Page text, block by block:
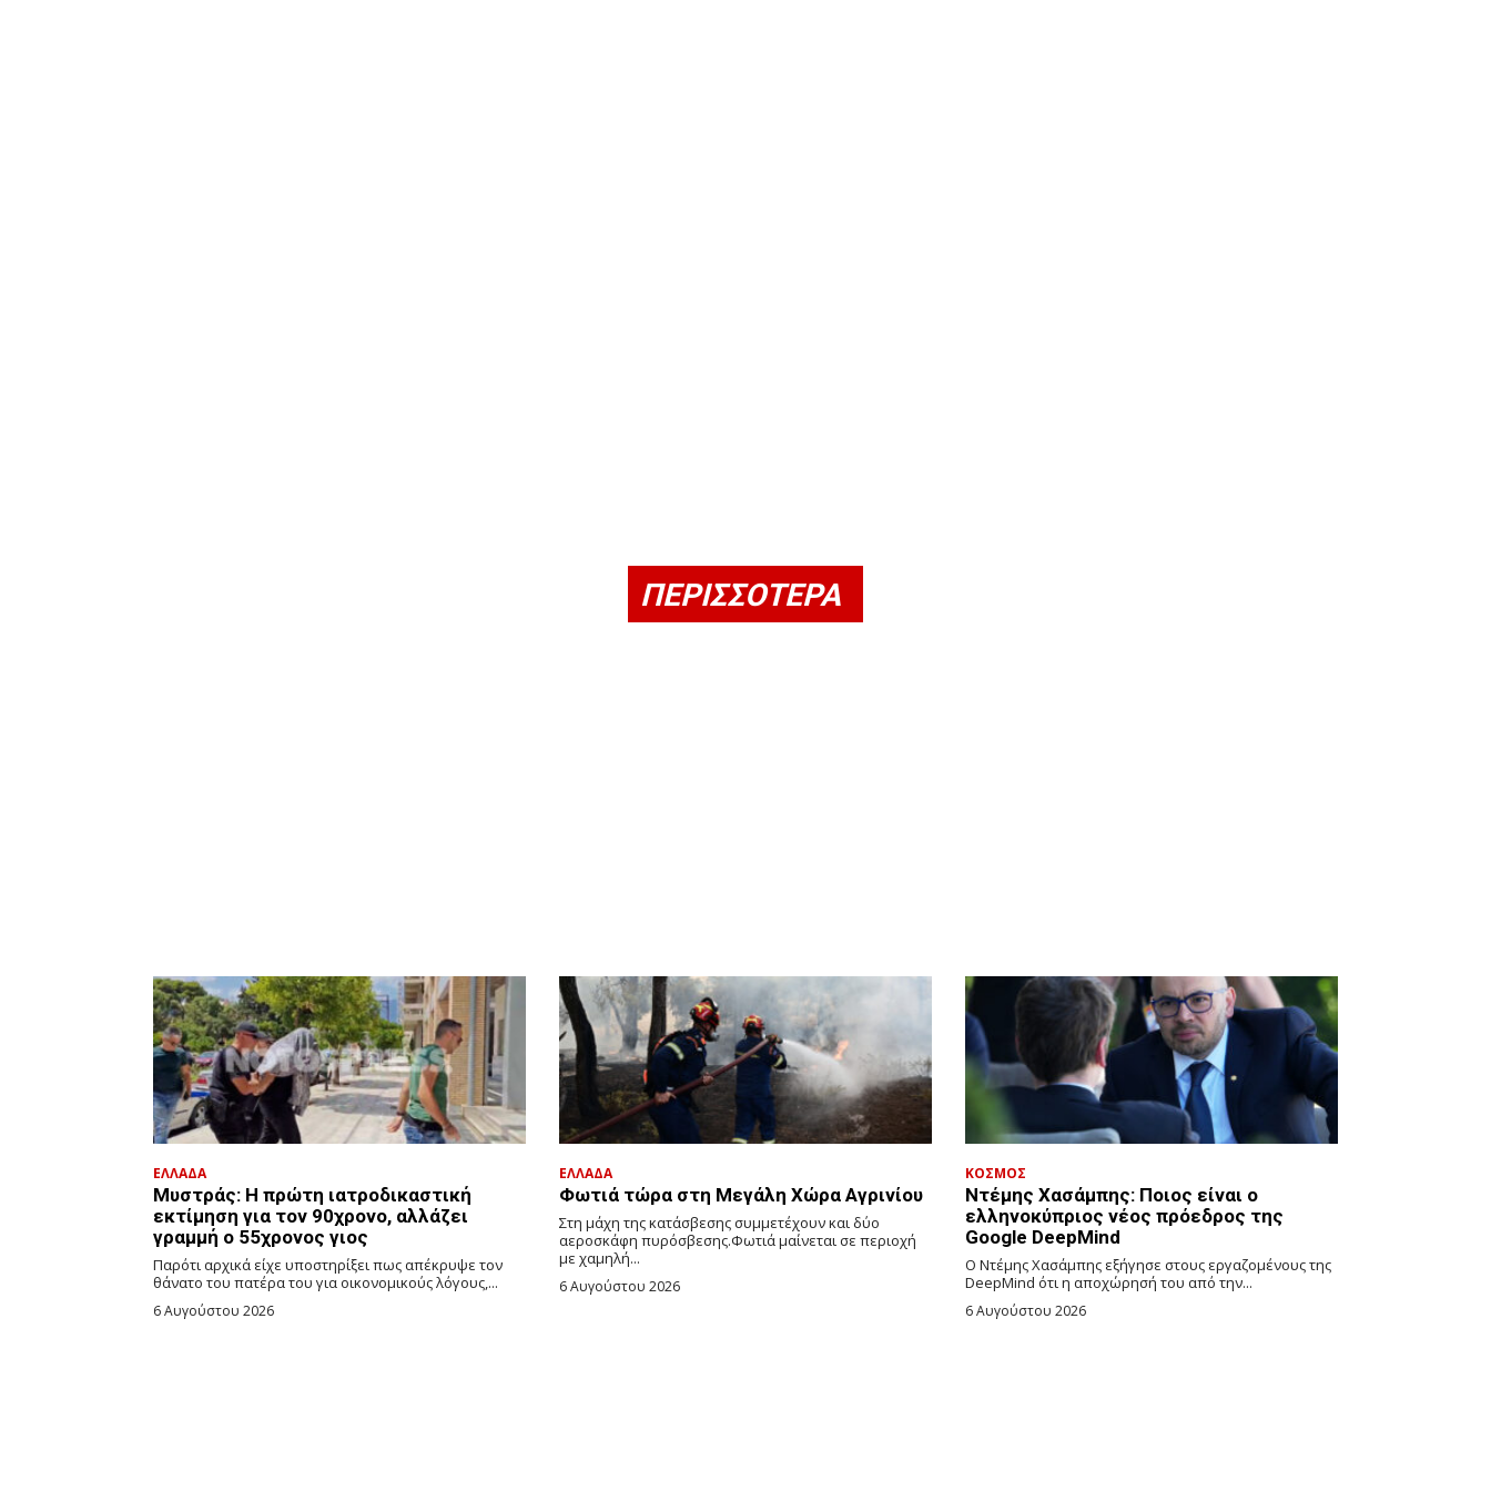
ΠΕΡΙΣΣΟΤΕΡΑ
ΕΛΛΑΔΑ
Μυστράς: Η πρώτη ιατροδικαστική
εκτίμηση για τον 90χρονο, αλλάζει
γραμμή ο 55χρονος γιος
Παρότι αρχικά είχε υποστηρίξει πως απέκρυψε τον
θάνατο του πατέρα του για οικονομικούς λόγους,...
6 Αυγούστου 2026
ΕΛΛΑΔΑ
Φωτιά τώρα στη Μεγάλη Χώρα Αγρινίου
Στη μάχη της κατάσβεσης συμμετέχουν και δύο
αεροσκάφη πυρόσβεσης.Φωτιά μαίνεται σε περιοχή
με χαμηλή...
6 Αυγούστου 2026
ΚΟΣΜΟΣ
Ντέμης Χασάμπης: Ποιος είναι ο
ελληνοκύπριος νέος πρόεδρος της
Google DeepMind
Ο Ντέμης Χασάμπης εξήγησε στους εργαζομένους της
DeepMind ότι η αποχώρησή του από την...
6 Αυγούστου 2026